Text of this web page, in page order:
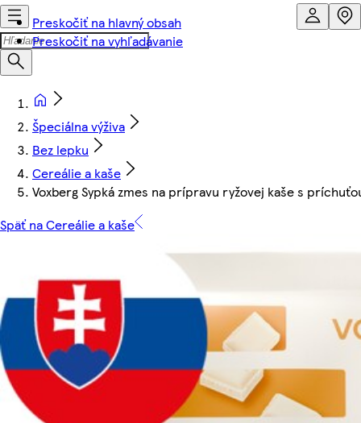
Preskočiť na hlavný obsah
Preskočiť na vyhľadávanie
Špeciálna výživa
Bez lepku
Cereálie a kaše
Voxberg Sypká zmes na prípravu ryžovej kaše s
Späť na Cereálie a kaše